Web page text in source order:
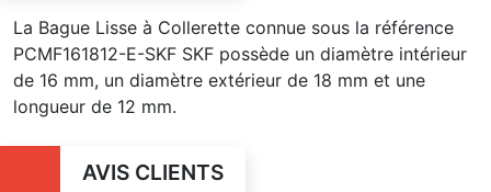
La Bague Lisse à Collerette connue sous la référence
PCMF161812-E-SKF SKF possède un diamètre intérieur
de 16 mm, un diamètre extérieur de 18 mm et une
longueur de 12 mm.
AVIS CLIENTS